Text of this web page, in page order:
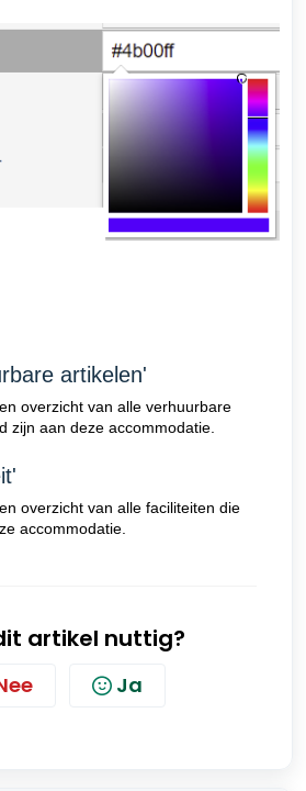
artikelen'
overzicht van alle verhuurbare
zijn aan deze accommodatie.
overzicht van alle faciliteiten die
accommodatie.
artikel nuttig?
Ja